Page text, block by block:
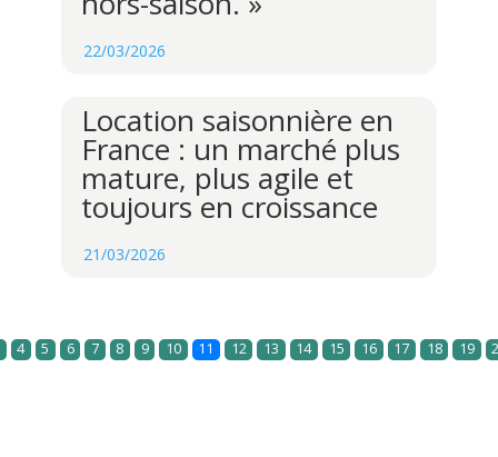
22/03/2026
Location saisonnière en
France : un marché plus
mature, plus agile et
toujours en croissance
21/03/2026
4 5 6 7 8 9 10 11 12 13 14 15 16 17 18 19